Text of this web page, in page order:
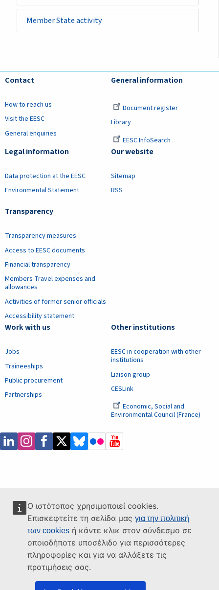
Ο ιστότοπος χρησιμοποιεί cookies.
Επισκεφτείτε τη σελίδα μας για την πολιτική
των cookies ή κάντε κλικ στον σύνδεσμο σε
οποιοδήποτε υποσέλιδο για περισσότερες
πληροφορίες και για να αλλάξετε τις
προτιμήσεις σας.
Member State activity
Contact
How to reach us
Visit the EESC
General enquiries
General information
Document register
Library
EESC InfoSearch
Legal information
Data protection at the EESC
Environmental Statement
Transparency
Transparency measures
Access to EESC documents
Financial transparency
Members Travel expenses and
allowances
Activities of former senior officials
Accessibility statement
Our website
Sitemap
RSS
Work with us
Jobs
Traineeships
Public procurement
Partnerships
Other institutions
EESC in cooperation with other
institutions
Liaison group
CESLink
Economic, Social and
Environmental Council (France)